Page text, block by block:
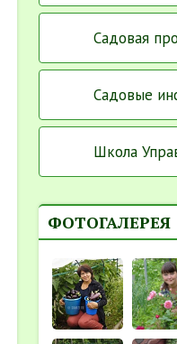
Садовая
Садовые
Школа
ФОТОГАЛЕРЕЯ